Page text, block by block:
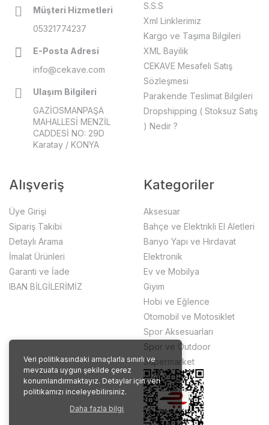
Veri politikasındaki amaçlarla sınırlı ve
mevzuata uygun şekilde çerez
konumlandırmaktayız. Detaylar için veri
politikamızı inceleyebilirsiniz.
Daha fazla bilgi
Müşteri Hizmetleri
05321774237
E-Posta Adresi
info@cekave.com
Ulaşım Bilgileri
GAZİOSMANPAŞA
MAHALLESİ MENZİL
CADDESİ NO: 29D
Karatay / KONYA
S.S.S
Xml Linklerimiz
Kargo ve Taşıma Bilgileri
XML Bayilik
CEKAVE Mesafeli Satış
Sözleşmesi
Parakende Teslimat Bilgileri
Dropshipping ( Stoksuz Satış
) Nedir ?
Alışveriş
Üye Girişi
Sipariş Takibi
Detaylı Arama
İmalat Ürünleri
Garanti ve İade
IBAN BİLGİLERİMİZ
Kategoriler
Aksesuar
Bahçe ve Elektrikli El Aletleri
Banyo Yapı ve Hırdavat
Elektronik
Ev ve Mobilya
Giyim
Hobi ve Eğlence
Otomobil ve Motosiklet
Spor Aksesuarları
Spor ve Outdoor
Süpermarket